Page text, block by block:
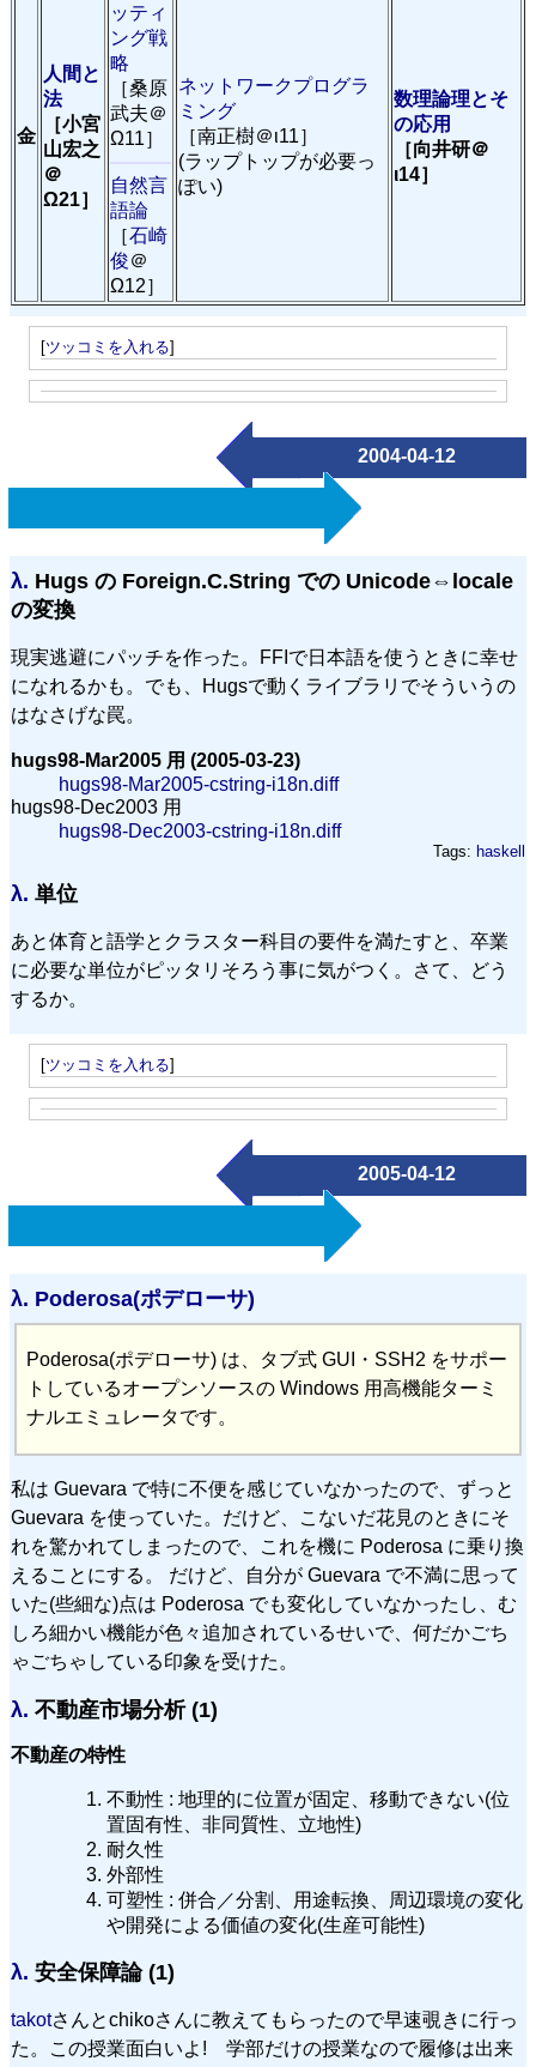
金
人間と
法
［小宮
山宏之
＠
Ω21］
ッティ
ング戦
略
［桑原
武夫＠
Ω11］
自然言
語論
［石崎
俊＠
Ω12］
ネットワークプログラ
ミング
［南正樹＠ι11］
(ラップトップが必要っ
ぽい)
数理論理とそ
の応用
［向井研＠
ι14］
[ツッコミを入れる]
2004-04-12
λ. Hugs の Foreign.C.String での Unicode⇔locale
の変換
現実逃避にパッチを作った。FFIで日本語を使うときに幸せ
になれるかも。でも、Hugsで動くライブラリでそういうの
はなさげな罠。
hugs98-Mar2005 用 (2005-03-23)
hugs98-Mar2005-cstring-i18n.diff
hugs98-Dec2003 用
hugs98-Dec2003-cstring-i18n.diff
Tags: haskell
λ. 単位
あと体育と語学とクラスター科目の要件を満たすと、卒業
に必要な単位がピッタリそろう事に気がつく。さて、どう
するか。
[ツッコミを入れる]
2005-04-12
λ. Poderosa(ポデローサ)
Poderosa(ポデローサ) は、タブ式 GUI・SSH2 をサポー
トしているオープンソースの Windows 用高機能ターミ
ナルエミュレータです。
私は Guevara で特に不便を感じていなかったので、ずっと
Guevara を使っていた。だけど、こないだ花見のときにそ
れを驚かれてしまったので、これを機に Poderosa に乗り換
えることにする。 だけど、自分が Guevara で不満に思って
いた(些細な)点は Poderosa でも変化していなかったし、む
しろ細かい機能が色々追加されているせいで、何だかごち
ゃごちゃしている印象を受けた。
λ. 不動産市場分析 (1)
不動産の特性
不動性 : 地理的に位置が固定、移動できない(位
置固有性、非同質性、立地性)
耐久性
外部性
可塑性 : 併合／分割、用途転換、周辺環境の変化
や開発による価値の変化(生産可能性)
λ. 安全保障論 (1)
takotさんとchikoさんに教えてもらったので早速覗きに行っ
た。この授業面白いよ! 学部だけの授業なので履修は出来